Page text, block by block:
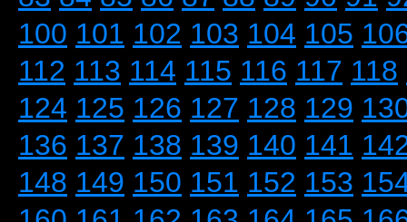
100 101 102 103 104 105
112 113 114 115 116 117 118
124 125 126 127 128 129
136 137 138 139 140 141
148 149 150 151 152 153